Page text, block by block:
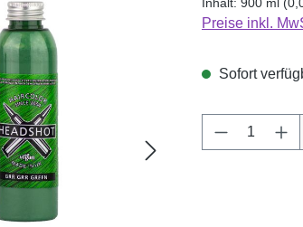
Preise inkl.
Sofort
Produkt